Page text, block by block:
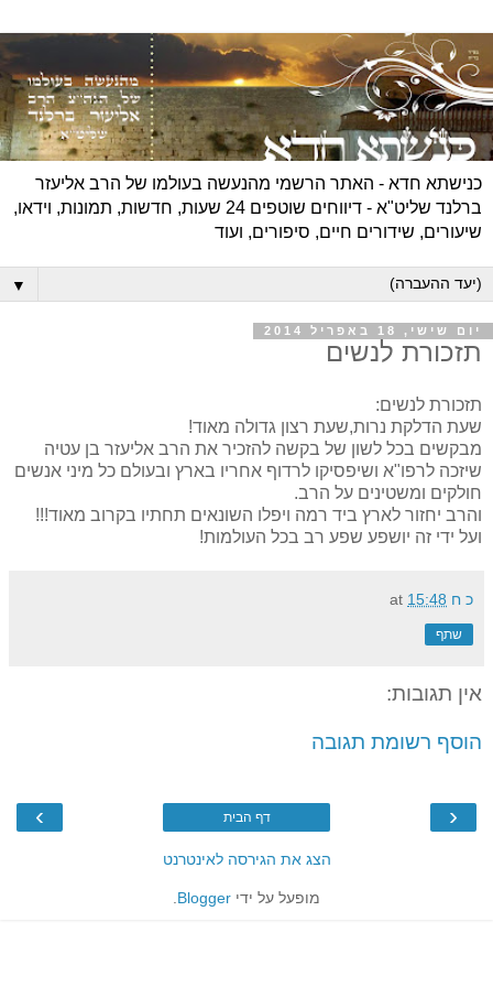
כנישתא חדא - האתר הרשמי מהנעשה בעולמו של הרב אליעזר
ברלנד שליט"א - דיווחים שוטפים 24 שעות, חדשות, תמונות, וידאו,
שיעורים, שידורים חיים, סיפורים, ועוד
▼
יום שישי, 18 באפריל 2014
תזכורת לנשים
תזכורת לנשים:
שעת הדלקת נרות,שעת רצון גדולה מאוד!
מבקשים בכל לשון של בקשה להזכיר את הרב אליעזר בן עטיה
שיזכה לרפו"א ושיפסיקו לרדוף אחריו בארץ ובעולם כל מיני אנשים
חולקים ומשטינים על הרב.
והרב יחזור לארץ ביד רמה ויפלו השונאים תחתיו בקרוב מאוד!!!
ועל ידי זה יושפע שפע רב בכל העולמות!
כ ח at 15:48
שתף
אין תגובות:
הוסף רשומת תגובה
‹
› דף הבית
הצג את הגירסה לאינטרנט
מופעל על ידי Blogger
.